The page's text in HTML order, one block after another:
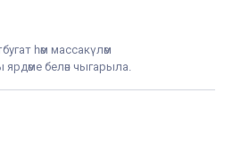
һәм массакүләм
белән чыгарыла.